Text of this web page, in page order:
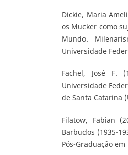
Dickie, Maria
os Mucker como
Mundo.
Universidade
Fachel, José F.
Universidade
de Santa Catarina
Filatow, Fabian
Barbudos (1935-
Pós-Graduação